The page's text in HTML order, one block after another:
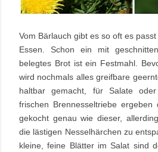
Vom Bärlauch gibt es so oft es
Essen. Schon ein mit
belegtes Brot ist ein Festmahl.
wird nochmals alles greifbare
haltbar gemacht, für Salate
frischen Brennesseltriebe
gekocht genau wie dieser,
die lästigen Nesselhärchen zu
kleine, feine Blätter im Salat sind